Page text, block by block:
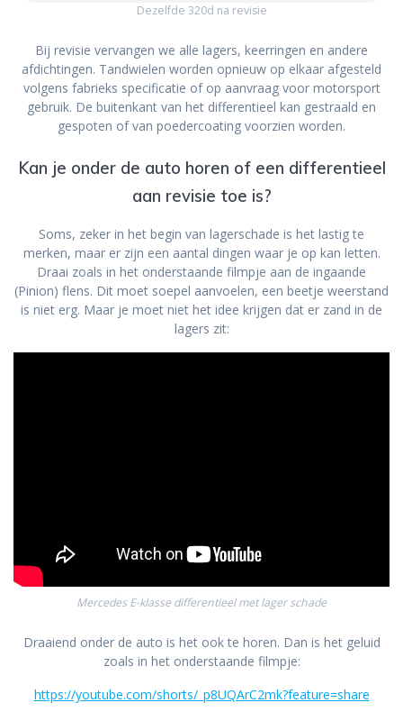
Dezelfde 320d na revisie
Bij revisie vervangen we alle lagers, keerringen en andere
afdichtingen. Tandwielen worden opnieuw op elkaar afgesteld
volgens fabrieks specificatie of op aanvraag voor motorsport
gebruik. De buitenkant van het differentieel kan gestraald en
gespoten of van poedercoating voorzien worden.
Kan je onder de auto horen of een differentieel
aan revisie toe is?
Soms, zeker in het begin van lagerschade is het lastig te
merken, maar er zijn een aantal dingen waar je op kan letten.
Draai zoals in het onderstaande filmpje aan de ingaande
(Pinion) flens. Dit moet soepel aanvoelen, een beetje weerstand
is niet erg. Maar je moet niet het idee krijgen dat er zand in de
lagers zit:
Mercedes E-klasse differentieel met lager schade
Draaiend onder de auto is het ook te horen. Dan is het geluid
zoals in het onderstaande filmpje:
https://youtube.com/shorts/_p8UQArC2mk?feature=share